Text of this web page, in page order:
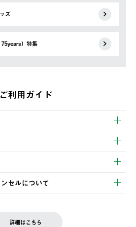
ズ
）特集
ご利用ガイド
支払いいただけます。
業日以内に商品を発送いたします。
んので、木曜日以降のご注文は週明け
ます。
送料は、お客様ご負担とさせていただ
セルについて
は、会員マイページ内 購入履歴画面に
詳細はこちら